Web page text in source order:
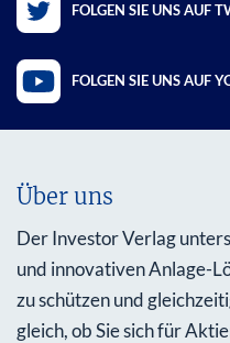
FOLGEN SIE UNS AUF
FOLGEN SIE UNS AUF
Über uns
Der Investor Verlag
und innovativen Anlage-
zu schützen und
gleich, ob Sie sich für